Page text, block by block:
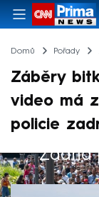
Domů Pořady
Záběry
video má
policie
Žádná
Výběr